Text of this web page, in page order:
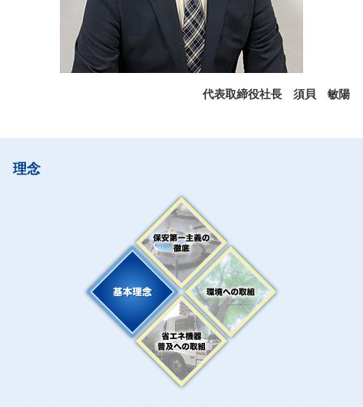
代表取締役社長 須貝 敏陽
理念